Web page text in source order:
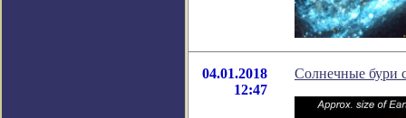
04.01.2018
12:47
Солнечные бури